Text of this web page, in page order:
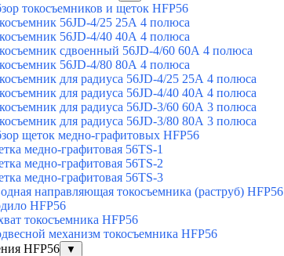
токосъемников и щеток HFP56
56JD-4/25 25А 4 полюса
56JD-4/40 40А 4 полюса
сдвоенный 56JD-4/60 60А 4 полюса
56JD-4/80 80А 4 полюса
для радиуса 56JD-4/25 25А 4 полюса
для радиуса 56JD-4/40 40А 4 полюса
для радиуса 56JD-3/60 60А 3 полюса
для радиуса 56JD-3/80 80А 3 полюса
щеток медно-графитовых HFP56
медно-графитовая 56TS-1
медно-графитовая 56TS-2
медно-графитовая 56TS-3
направляющая токосъемника (раструб) HFP56
HFP56
токосъемника HFP56
механизм токосъемника HFP56
HFP56
▼